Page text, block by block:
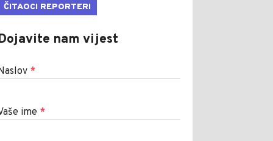
ČITAOCI REPORTERI
nam vijest
*
ime *